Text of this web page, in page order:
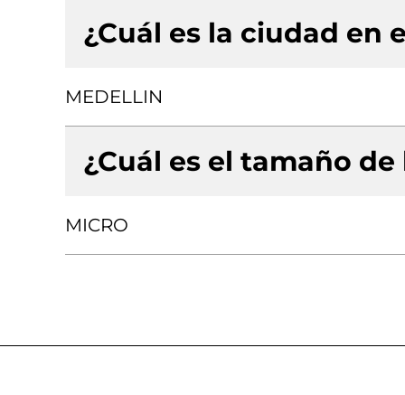
¿Cuál es la ciudad en
MEDELLIN
¿Cuál es el tamaño de
MICRO